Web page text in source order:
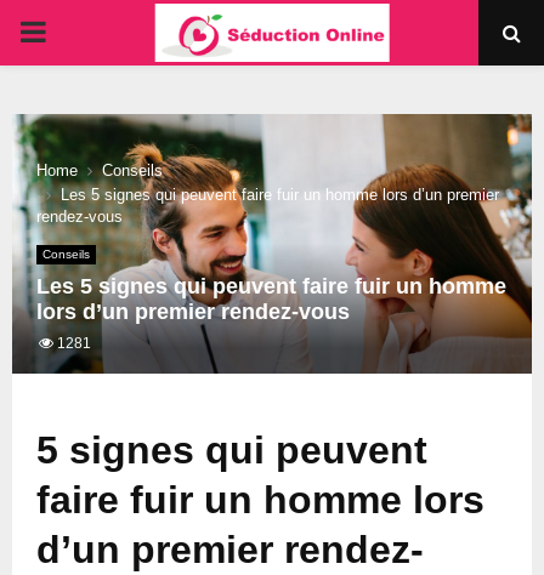
PRIMARY
Home
Conseils
Les 5 signes qui peuvent faire fuir un homme lors d’un premier
rendez-vous
Conseils
Les 5 signes qui peuvent faire fuir un homme
lors d’un premier rendez-vous
1281
5 signes qui peuvent
faire fuir un homme lors
d’un premier rendez-